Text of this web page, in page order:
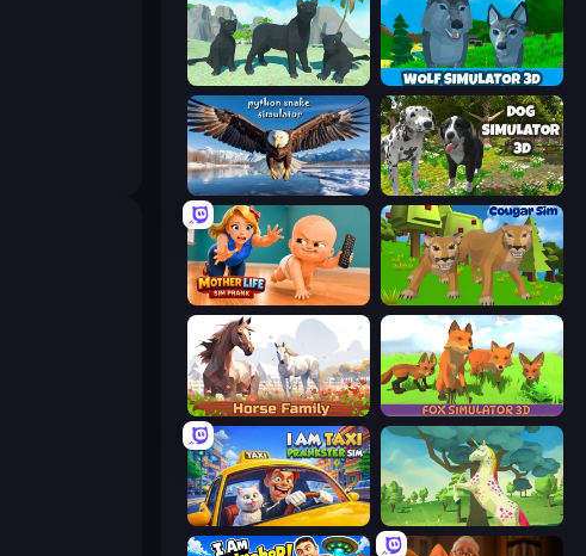
Panther Family Simulator 3D Wolf Simulator: Wild Animals 3D
Python Snake Simulator Dog Simulator 3D
Mother Life Simulator: Prank Cougar Simulator: Big Cats
Horse Simulator 3D Fox Simulator 3D
I Am Taxi Prankster Sim Unicorn Family Simulator Magic World